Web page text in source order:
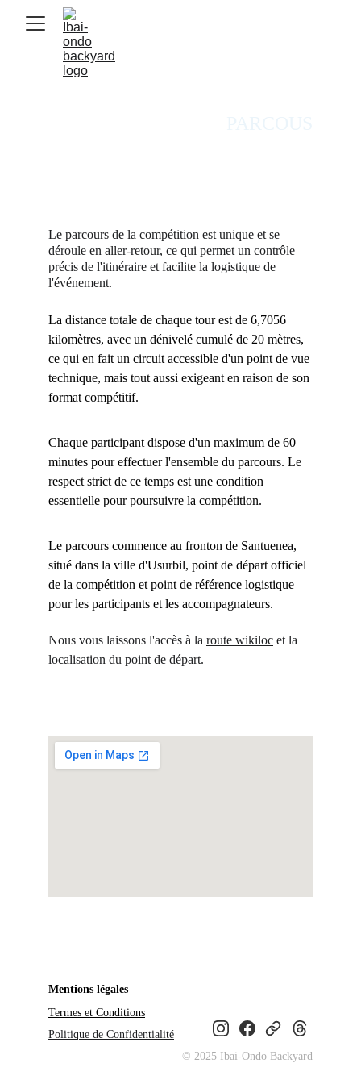
Le parcours de la compétition est unique et se
déroule en aller-retour, ce qui permet un contrôle
précis de l'itinéraire et facilite la logistique de
l'événement.
La distance totale de chaque tour est de 6,7056
kilomètres, avec un dénivelé cumulé de 20 mètres,
ce qui en fait un circuit accessible d'un point de vue
technique, mais tout aussi exigeant en raison de son
format compétitif.
Chaque participant dispose d'un maximum de 60
minutes pour effectuer l'ensemble du parcours. Le
respect strict de ce temps est une condition
essentielle pour poursuivre la compétition.
Le parcours commence au fronton de Santuenea,
situé dans la ville d'Usurbil, point de départ officiel
de la compétition et point de référence logistique
pour les participants et les accompagnateurs.
Nous vous laissons l'accès à la route wikiloc et la
localisation du point de départ.
© 2025 Ibai-Ondo Backyard
Mentions légales
Termes et Conditions
Politique de Confidentialité